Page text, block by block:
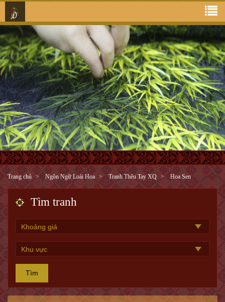
Trang chủ Ngôn Ngữ Loài Hoa Tranh Thêu Tay XQ Hoa Sen
Tìm tranh
Tìm